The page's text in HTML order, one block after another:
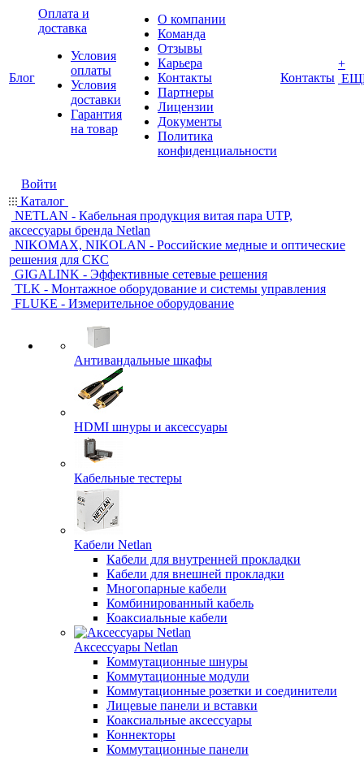
Блог
Оплата и
доставка
Условия
оплаты
Условия
доставки
Гарантия
на товар
О компании
Команда
Отзывы
Карьера
Контакты
Партнеры
Лицензии
Документы
Политика
конфиденциальности
Контакты
+
Войти
Каталог
NETLAN - Кабельная продукция витая пара UTP,
аксессуары бренда Netlan
NIKOMAX, NIKOLAN - Российские медные и оптические
решения для СКС
GIGALINK - Эффективные сетевые решения
TLK - Монтажное оборудование и системы управления
FLUKE - Измерительное оборудование
Антивандальные шкафы
HDMI шнуры и аксессуары
Кабельные тестеры
Кабели Netlan
Кабели для внутренней прокладки
Кабели для внешней прокладки
Многопарные кабели
Комбинированный кабель
Коаксиальные кабели
Аксессуары Netlan
Коммутационные шнуры
Коммутационные модули
Коммутационные розетки и соединители
Лицевые панели и вставки
Коаксиальные аксессуары
Коннекторы
Коммутационные панели